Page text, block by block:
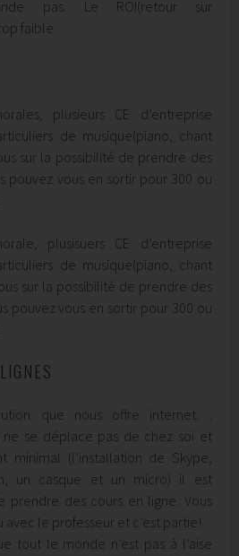
pas. Le ROI(retour sur
faible.
plusieurs CE d’entreprise
de musique(piano, chant
sur la possibilité de prendre des
pouvez vous en sortir pour 300 ou
plusisuers CE d’entreprise
de musique(piano, chant
sur la possibilité de prendre des
pouvez vous en sortir pour 300 ou
que nous offre internet. .
ne se déplace pas de chez soi et
minimal (l’installation de Skype,
un casque et un micro) il est
prendre des cours en ligne. Vous
avec le professeur et c’est partie!
tout le monde n’est pas à l’aise